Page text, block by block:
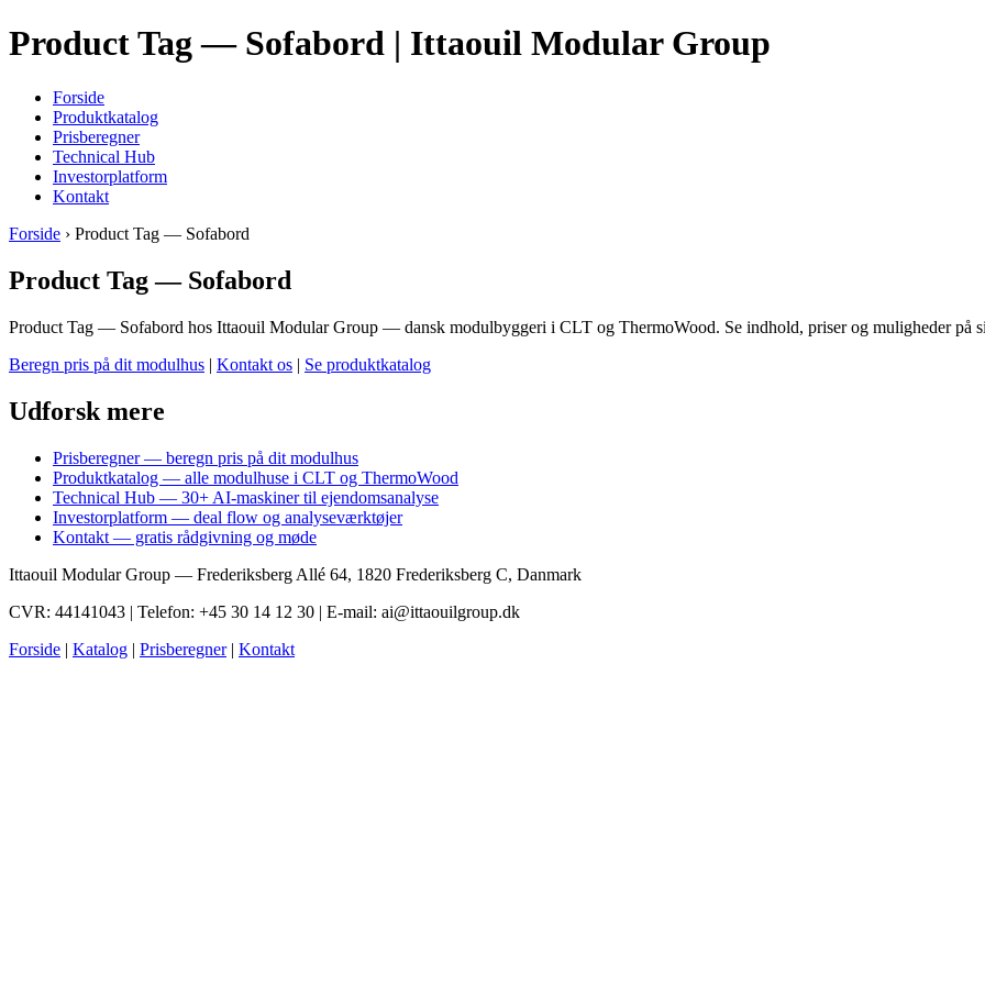
Product Tag — Sofabord | Ittaouil Modular Group
Forside
Produktkatalog
Prisberegner
Technical Hub
Investorplatform
Kontakt
Forside › Product Tag — Sofabord
Product Tag — Sofabord
Product Tag — Sofabord hos Ittaouil Modular Group — dansk modulbyggeri i CLT og ThermoWood. Se indhold, priser og muligheder på
Beregn pris på dit modulhus | Kontakt os | Se produktkatalog
Udforsk mere
Prisberegner — beregn pris på dit modulhus
Produktkatalog — alle modulhuse i CLT og ThermoWood
Technical Hub — 30+ AI-maskiner til ejendomsanalyse
Investorplatform — deal flow og analyseværktøjer
Kontakt — gratis rådgivning og møde
Ittaouil Modular Group — Frederiksberg Allé 64, 1820 Frederiksberg C, Danmark
CVR: 44141043 | Telefon: +45 30 14 12 30 | E-mail: ai@ittaouilgroup.dk
Forside | Katalog | Prisberegner| Kontakt